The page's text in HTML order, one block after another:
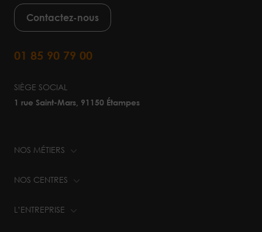
Contactez-nous
01 85 90 79 00
SIÈGE SOCIAL
1 rue Saint-Mars, 91150 Étampes
NOS MÉTIERS
NOS CENTRES
L’ENTREPRISE